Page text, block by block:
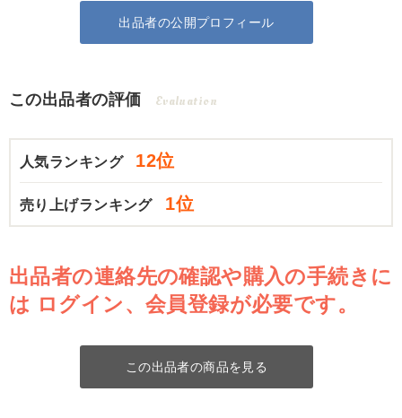
出品者の公開プロフィール
この出品者の評価 Evaluation
人気ランキング 12位
売り上げランキング 1位
出品者の連絡先の確認や購入の手続きに
は ログイン、会員登録が必要です。
この出品者の商品を見る